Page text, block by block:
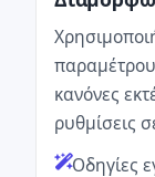
κανόνες
ρυθμίσεις
Οδηγίες